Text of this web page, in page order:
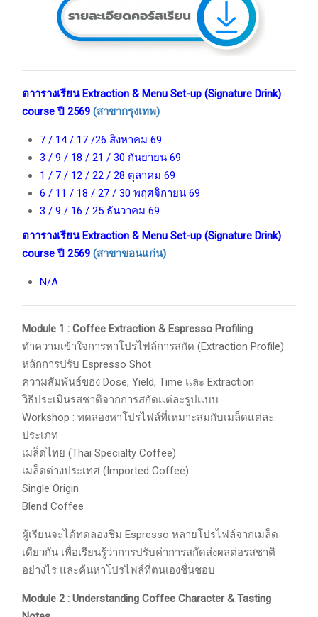
ตาารางเรียน Extraction & Menu Set-up (Signature Drink)
course ปี 2569 (สาขากรุงเทพ)
7 / 14 / 17 /26 สิงหาคม 69
3 / 9 / 18 / 21 / 30 กันยายน 69
1 / 7 / 12 / 22 / 28 ตุลาคม 69
6 / 11 / 18 / 27 / 30 พฤศจิกายน 69
3 / 9 / 16 / 25 ธันวาคม 69
ตาารางเรียน Extraction & Menu Set-up (Signature Drink)
course ปี 2569 (สาขาขอนแก่น)
N/A
Module 1 : Coffee Extraction & Espresso Profiling
ทำความเข้าใจการหาโปรไฟล์การสกัด (Extraction Profile)
หลักการปรับ Espresso Shot
ความสัมพันธ์ของ Dose, Yield, Time และ Extraction
วิธีประเมินรสชาติจากการสกัดแต่ละรูปแบบ
Workshop : ทดลองหาโปรไฟล์ที่เหมาะสมกับเมล็ดแต่ละ
ประเภท
เมล็ดไทย (Thai Specialty Coffee)
เมล็ดต่างประเทศ (Imported Coffee)
Single Origin
Blend Coffee
ผู้เรียนจะได้ทดลองชิม Espresso หลายโปรไฟล์จากเมล็ด
เดียวกัน เพื่อเรียนรู้ว่าการปรับค่าการสกัดส่งผลต่อรสชาติ
อย่างไร และค้นหาโปรไฟล์ที่ตนเองชื่นชอบ
Module 2 : Understanding Coffee Character & Tasting